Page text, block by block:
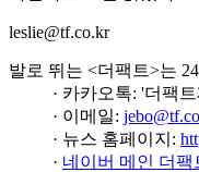
leslie@tf.co.kr
발로 뛰는 <더팩트>는
· 카카오톡: '더팩
· 이메일:
· 뉴스 홈페이지:
· 네이버 메인 더